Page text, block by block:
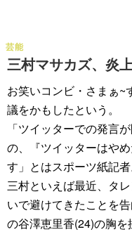
三村マサカズ、炎
芸能
お笑いコンビ・さまぁ~
議をかもしたという。
「ツイッターでの発言
の、『ツイッターはや
す」とはスポーツ紙記者
三村といえば最近、タ
いで避けてきたことを
の谷澤恵里香(24)の胸